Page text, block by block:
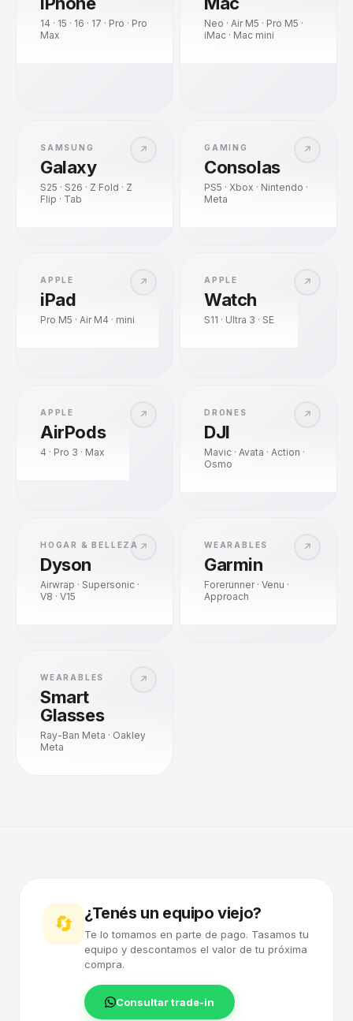
14 · 15 · 16 · 17 · Pro · Pro
Max
Neo · Air M5 · Pro M5 ·
iMac · Mac mini
↗
SAMSUNG
Galaxy
S25 · S26 · Z Fold · Z
Flip · Tab
↗
GAMING
Consolas
PS5 · Xbox · Nintendo ·
Meta
↗
APPLE
iPad
Pro M5 · Air M4 · mini
↗
APPLE
Watch
S11 · Ultra 3 · SE
↗
APPLE
AirPods
4 · Pro 3 · Max
↗
DRONES
DJI
Mavic · Avata · Action ·
Osmo
↗
HOGAR & BELLEZA
Dyson
Airwrap · Supersonic ·
V8 · V15
↗
WEARABLES
Garmin
Forerunner · Venu ·
Approach
↗
WEARABLES
Smart
Glasses
Ray-Ban Meta · Oakley
Meta
🔄 ¿Tenés un equipo viejo?
Te lo tomamos en parte de pago. Tasamos tu
equipo y descontamos el valor de tu próxima
compra.
Consultar trade-in